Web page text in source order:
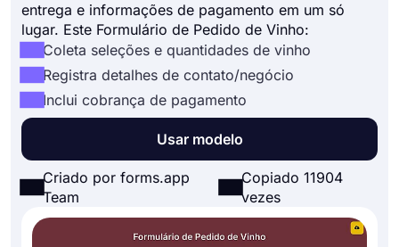
entrega e informações de pagamento em um só
lugar. Este Formulário de Pedido de Vinho:
Coleta seleções e quantidades de vinho
Registra detalhes de contato/negócio
Inclui cobrança de pagamento
Usar modelo
Criado por forms.app
Team
Copiado 11904
vezes